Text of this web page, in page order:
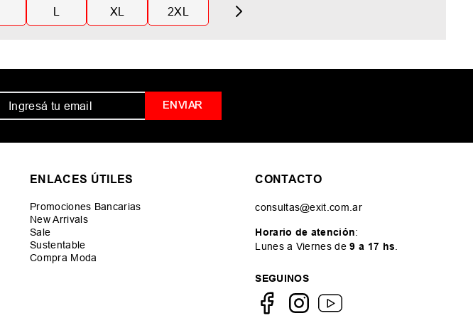
L XL 2XL
ENVIAR
ENLACES ÚTILES
Promociones Bancarias
New Arrivals
Sale
Sustentable
Compra Moda
CONTACTO
consultas@exit.com.ar
Horario de atención:
Lunes a Viernes de9 a 17 hs
SEGUINOS